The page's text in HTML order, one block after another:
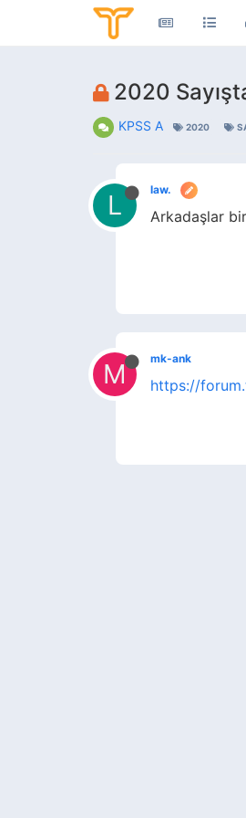
2020
KPSS A 2020
L law.
Arkadaşlar
M mk-ank
https://